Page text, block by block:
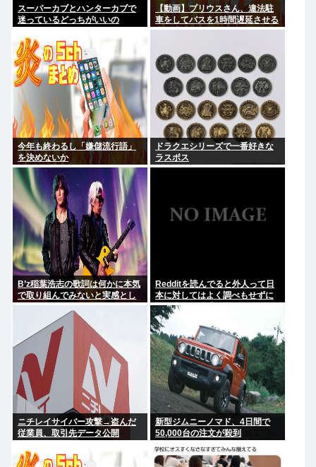
スーパーカブとハンターカブで
迷っているどっちがいいの
【動画】プリウスさん、違法駐
車をしてバスを1時間遅延させる
事に成功してしまうwww
今年も終わるし「嫌儲流行語」
を決めないか
ドラクエシリーズで一番好きな
ラスボス
B’z稲葉浩志の歌詞は何かに本気
で取り組んでみないと実感とし
てわからない
Redditを読んでると外人って日
本に対してはよく調べもせずに
思い込みで勝手に議論してるよ
な
ニチレイサイバー攻撃→盗んだ
従業員、取引先データ公開
新型ジムニーノマド、4日間で
50,000台の注文が殺到